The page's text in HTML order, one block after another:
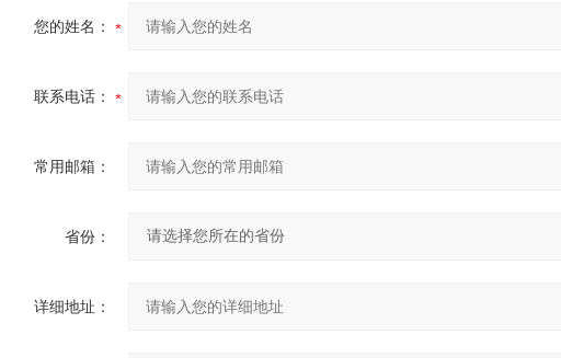
您的姓名：
联系电话：
常用邮箱：
省份：
详细地址：